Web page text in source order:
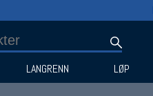
LANGRENN LØP